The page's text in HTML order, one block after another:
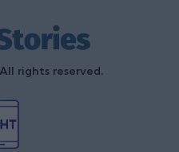
rights reserved.